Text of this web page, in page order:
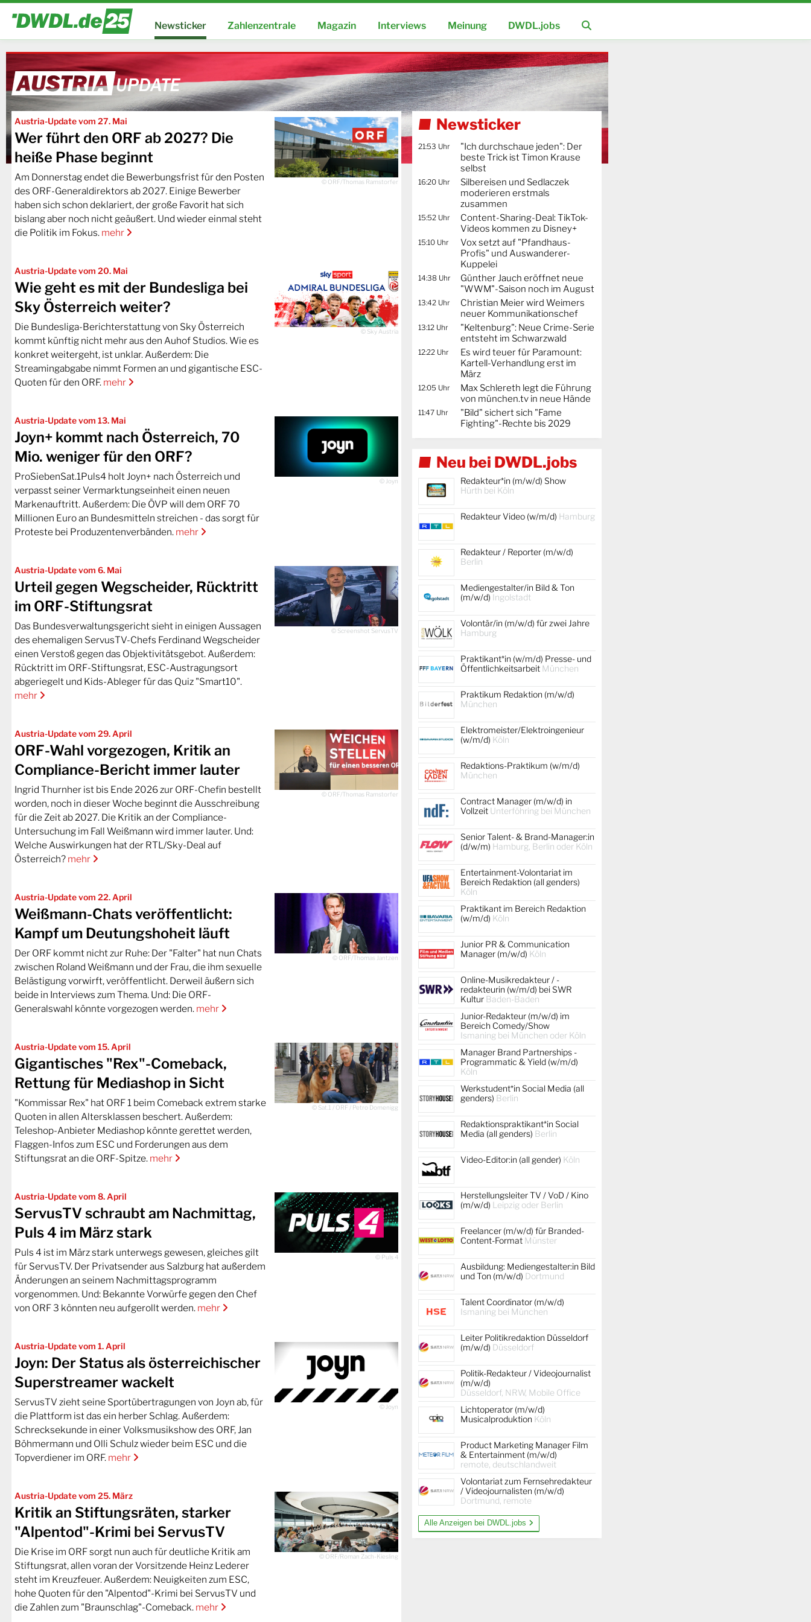
Newsticker Zahlenzentrale Magazin Interviews Meinung DWDL.jobs
Austria-Update vom 27. Mai
Wer führt den ORF ab 2027? Die
heiße Phase beginnt
Am Donnerstag endet die Bewerbungsfrist für den Posten
des ORF-Generaldirektors ab 2027. Einige Bewerber
haben sich schon deklariert, der große Favorit hat sich
bislang aber noch nicht geäußert. Und wieder einmal steht
die Politik im Fokus. mehr
© ORF/Thomas Ramstorfer
Austria-Update vom 20. Mai
Wie geht es mit der Bundesliga bei
Sky Österreich weiter?
Die Bundesliga-Berichterstattung von Sky Österreich
kommt künftig nicht mehr aus den Auhof Studios. Wie es
konkret weitergeht, ist unklar. Außerdem: Die
Streamingabgabe nimmt Formen an und gigantische ESC-
Quoten für den ORF. mehr
© Sky Austria
Austria-Update vom 13. Mai
Joyn+ kommt nach Österreich, 70
Mio. weniger für den ORF?
ProSiebenSat.1Puls4 holt Joyn+ nach Österreich und
verpasst seiner Vermarktungseinheit einen neuen
Markenauftritt. Außerdem: Die ÖVP will dem ORF 70
Millionen Euro an Bundesmitteln streichen - das sorgt für
Proteste bei Produzentenverbänden. mehr
© Joyn
Austria-Update vom 6. Mai
Urteil gegen Wegscheider, Rücktritt
im ORF-Stiftungsrat
Das Bundesverwaltungsgericht sieht in einigen Aussagen
des ehemaligen ServusTV-Chefs Ferdinand Wegscheider
einen Verstoß gegen das Objektivitätsgebot. Außerdem:
Rücktritt im ORF-Stiftungsrat, ESC-Austragungsort
abgeriegelt und Kids-Ableger für das Quiz "Smart10".
mehr
© Screenshot ServusTV
Austria-Update vom 29. April
ORF-Wahl vorgezogen, Kritik an
Compliance-Bericht immer lauter
Ingrid Thurnher ist bis Ende 2026 zur ORF-Chefin bestellt
worden, noch in dieser Woche beginnt die Ausschreibung
für die Zeit ab 2027. Die Kritik an der Compliance-
Untersuchung im Fall Weißmann wird immer lauter. Und:
Welche Auswirkungen hat der RTL/Sky-Deal auf
Österreich? mehr
© ORF/Thomas Ramstorfer
Austria-Update vom 22. April
Weißmann-Chats veröffentlicht:
Kampf um Deutungshoheit läuft
Der ORF kommt nicht zur Ruhe: Der "Falter" hat nun Chats
zwischen Roland Weißmann und der Frau, die ihm sexuelle
Belästigung vorwirft, veröffentlicht. Derweil äußern sich
beide in Interviews zum Thema. Und: Die ORF-
Generalswahl könnte vorgezogen werden. mehr
© ORF/Thomas Jantzen
Austria-Update vom 15. April
Gigantisches "Rex"-Comeback,
Rettung für Mediashop in Sicht
"Kommissar Rex" hat ORF 1 beim Comeback extrem starke
Quoten in allen Altersklassen beschert. Außerdem:
Teleshop-Anbieter Mediashop könnte gerettet werden,
Flaggen-Infos zum ESC und Forderungen aus dem
Stiftungsrat an die ORF-Spitze. mehr
© Sat.1 / ORF / Petro Domenigg
Austria-Update vom 8. April
ServusTV schraubt am Nachmittag,
Puls 4 im März stark
Puls 4 ist im März stark unterwegs gewesen, gleiches gilt
für ServusTV. Der Privatsender aus Salzburg hat außerdem
Änderungen an seinem Nachmittagsprogramm
vorgenommen. Und: Bekannte Vorwürfe gegen den Chef
von ORF 3 könnten neu aufgerollt werden. mehr
© Puls 4
Austria-Update vom 1. April
Joyn: Der Status als österreichischer
Superstreamer wackelt
ServusTV zieht seine Sportübertragungen von Joyn ab, für
die Plattform ist das ein herber Schlag. Außerdem:
Schrecksekunde in einer Volksmusikshow des ORF, Jan
Böhmermann und Olli Schulz wieder beim ESC und die
Topverdiener im ORF. mehr
© Joyn
Austria-Update vom 25. März
Kritik an Stiftungsräten, starker
"Alpentod"-Krimi bei ServusTV
Die Krise im ORF sorgt nun auch für deutliche Kritik am
Stiftungsrat, allen voran der Vorsitzende Heinz Lederer
steht im Kreuzfeuer. Außerdem: Neuigkeiten zum ESC,
hohe Quoten für den "Alpentod"-Krimi bei ServusTV und
die Zahlen zum "Braunschlag"-Comeback. mehr
© ORF/Roman Zach-Kiesling
Newsticker
21:53 Uhr
"Ich durchschaue jeden": Der
beste Trick ist Timon Krause
selbst
16:20 Uhr
Silbereisen und Sedlaczek
moderieren erstmals
zusammen
15:52 Uhr
Content-Sharing-Deal: TikTok-
Videos kommen zu Disney+
15:10 Uhr
Vox setzt auf "Pfandhaus-
Profis" und Auswanderer-
Kuppelei
14:38 Uhr
Günther Jauch eröffnet neue
"WWM"-Saison noch im August
13:42 Uhr
Christian Meier wird Weimers
neuer Kommunikationschef
13:12 Uhr
"Keltenburg": Neue Crime-Serie
entsteht im Schwarzwald
12:22 Uhr
Es wird teuer für Paramount:
Kartell-Verhandlung erst im
März
12:05 Uhr
Max Schlereth legt die Führung
von münchen.tv in neue Hände
11:47 Uhr
"Bild" sichert sich "Fame
Fighting"-Rechte bis 2029
Neu bei DWDL.jobs
Redakteur*in (m/w/d) Show
Hürth bei Köln
Redakteur Video (w/m/d) Hamburg
Redakteur / Reporter (m/w/d)
Berlin
Mediengestalter/in Bild & Ton
(m/w/d) Ingolstadt
Volontär/in (m/w/d) für zwei Jahre
Hamburg
Praktikant*in (w/m/d) Presse- und
Öffentlichkeitsarbeit München
Praktikum Redaktion (m/w/d)
München
Elektromeister/Elektroingenieur
(w/m/d) Köln
Redaktions-Praktikum (w/m/d)
München
Contract Manager (m/w/d) in
Vollzeit Unterföhring bei München
Senior Talent- & Brand-Manager:in
(d/w/m) Hamburg, Berlin oder Köln
Entertainment-Volontariat im
Bereich Redaktion (all genders)
Köln
Praktikant im Bereich Redaktion
(w/m/d) Köln
Junior PR & Communication
Manager (m/w/d) Köln
Online-Musikredakteur / -
redakteurin (w/m/d) bei SWR
Kultur Baden-Baden
Junior-Redakteur (m/w/d) im
Bereich Comedy/Show
Ismaning bei München oder Köln
Manager Brand Partnerships -
Programmatic & Yield (w/m/d)
Köln
Werkstudent*in Social Media (all
genders) Berlin
Redaktionspraktikant*in Social
Media (all genders) Berlin
Video-Editor:in (all gender) Köln
Herstellungsleiter TV / VoD / Kino
(m/w/d) Leipzig oder Berlin
Freelancer (m/w/d) für Branded-
Content-Format Münster
Ausbildung: Mediengestalter:in Bild
und Ton (m/w/d) Dortmund
Talent Coordinator (m/w/d)
Ismaning bei München
Leiter Politikredaktion Düsseldorf
(m/w/d) Düsseldorf
Politik-Redakteur / Videojournalist
(m/w/d)
Düsseldorf, NRW, Mobile Office
Lichtoperator (m/w/d)
Musicalproduktion Köln
Product Marketing Manager Film
& Entertainment (m/w/d)
remote, deutschlandweit
Volontariat zum Fernsehredakteur
/ Videojournalisten (m/w/d)
Dortmund, remote
Alle Anzeigen bei DWDL.jobs